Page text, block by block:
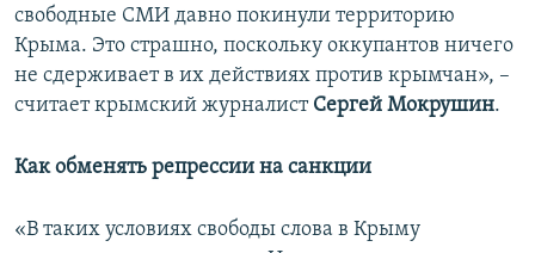
свободные СМИ давно покинули территорию
Крыма. Это страшно, поскольку оккупантов ничего
не сдерживает в их действиях против крымчан», –
считает крымский журналист Сергей Мокрушин.
Как обменять репрессии на санкции
«В таких условиях свободы слова в Крыму